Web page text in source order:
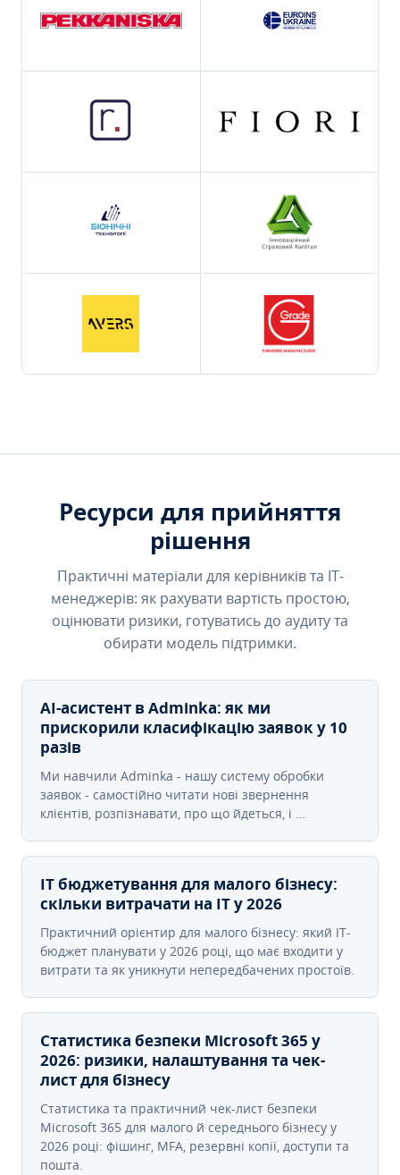
Ресурси для прийняття
рішення
Практичні матеріали для керівників та IT-
менеджерів: як рахувати вартість простою,
оцінювати ризики, готуватись до аудиту та
обирати модель підтримки.
AI-асистент в Adminka: як ми
прискорили класифікацію заявок у 10
разів
Ми навчили Adminka - нашу систему обробки
заявок - самостійно читати нові звернення
клієнтів, розпізнавати, про що йдеться, і …
IT бюджетування для малого бізнесу:
скільки витрачати на IT у 2026
Практичний орієнтир для малого бізнесу: який IT-
бюджет планувати у 2026 році, що має входити у
витрати та як уникнути непередбачених простоїв.
Статистика безпеки Microsoft 365 у
2026: ризики, налаштування та чек-
лист для бізнесу
Статистика та практичний чек-лист безпеки
Microsoft 365 для малого й середнього бізнесу у
2026 році: фішинг, MFA, резервні копії, доступи та
пошта.